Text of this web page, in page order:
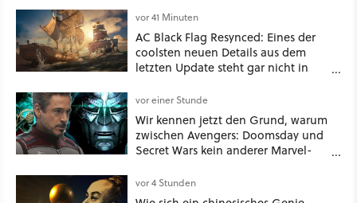
Spuren für die Ewigkeit
vor 41 Minuten
AC Black Flag Resynced: Eines der
coolsten neuen Details aus dem
letzten Update steht gar nicht in
vor einer Stunde
Wir kennen jetzt den Grund, warum
zwischen Avengers: Doomsday und
Secret Wars kein anderer Marvel-
vor 4 Stunden